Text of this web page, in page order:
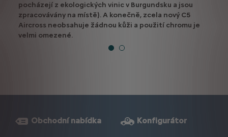
pocházejí z ekologických vinic v Burgundsku a jsou
zpracovávány na místě). A konečně, zcela nový C5
Aircross neobsahuje žádnou kůži a použití chromu je
velmi omezené.
Obchodní nabídka Konfigurátor